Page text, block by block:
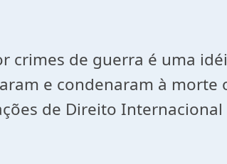
crimes de guerra é uma
e condenaram à morte
de Direito